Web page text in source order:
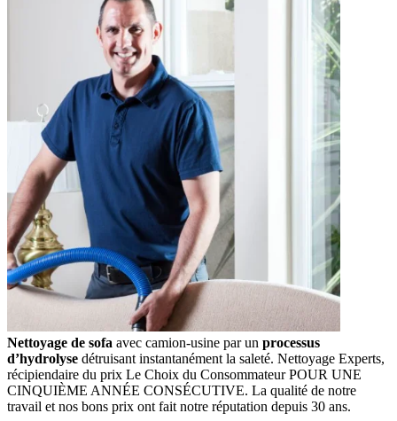
Nettoyage de sofa avec camion-usine par un processus
d’hydrolyse détruisant instantanément la saleté. Nettoyage Experts,
récipiendaire du prix Le Choix du Consommateur POUR UNE
CINQUIÈME ANNÉE CONSÉCUTIVE. La qualité de notre
travail et nos bons prix ont fait notre réputation depuis 30 ans.